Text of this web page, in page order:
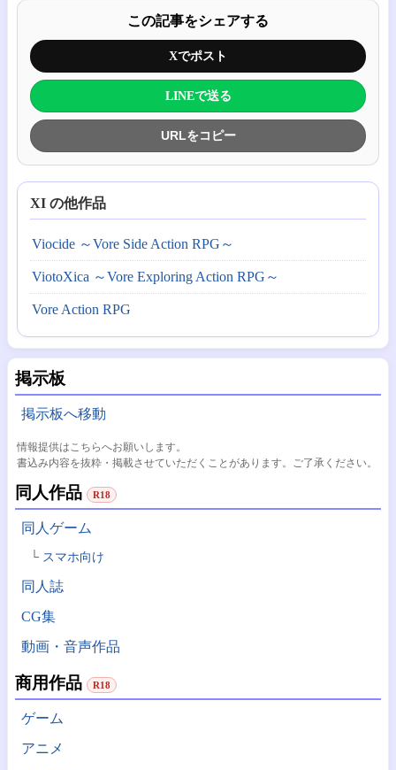
掲示板
掲示板へ移動
情報提供はこちらへお願いします。
書込み内容を抜粋・掲載させていただくことがあります。ご了承ください。
同人作品 R18
同人ゲーム
スマホ向け
同人誌
CG集
動画・音声作品
商用作品 R18
ゲーム
アニメ
この記事をシェアする
Xでポスト
LINEで送る
URLをコピー
XI の他作品
Viocide ～Vore Side Action RPG～
ViotoXica ～Vore Exploring Action RPG～
Vore Action RPG